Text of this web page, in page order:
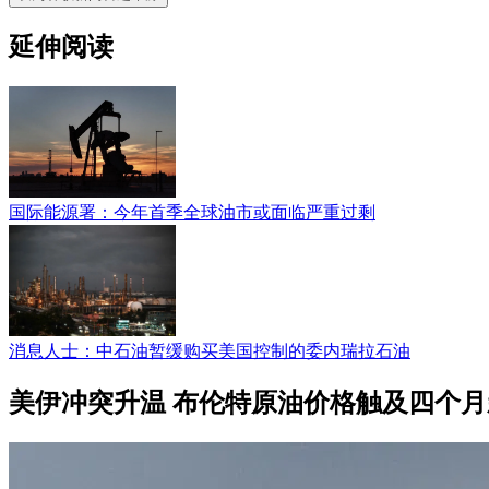
延伸阅读
国际能源署：今年首季全球油市或面临严重过剩
消息人士：中石油暂缓购买美国控制的委内瑞拉石油
美伊冲突升温 布伦特原油价格触及四个